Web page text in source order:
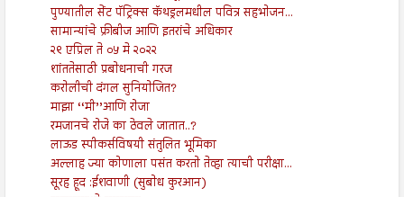
पुण्यातील सेंट पॅट्रिक्स कॅथड्रलमधील पवित्र सहभोजन...
सामान्यांचे फ्रीबीज आणि इतरांचे अधिकार
२९ एप्रिल ते ०५ मे २०२२
शांततेसाठी प्रबोधनाची गरज
करोलीची दंगल सुनियोजित?
माझा ‘‘मी’’आणि रोजा
रमजानचे रोजे का ठेवले जातात..?
लाऊड स्पीकर्सविषयी संतुलित भूमिका
अल्लाह ज्या कोणाला पसंत करतो तेव्हा त्याची परीक्षा...
सूरह हूद :ईशवाणी (सुबोध कुरआन)